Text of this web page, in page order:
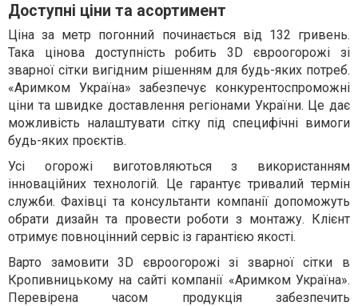
Доступні ціни та асортимент
Ціна за метр погонний починається від 132 гривень.
Така цінова доступність робить 3D євроогорожі зі
зварної сітки вигідним рішенням для будь-яких потреб.
«Аримком Україна» забезпечує конкурентоспроможні
ціни та швидке доставлення регіонами України. Це дає
можливість налаштувати сітку під специфічні вимоги
будь-яких проєктів.
Усі огорожі виготовляються з використанням
інноваційних технологій. Це гарантує тривалий термін
служби. Фахівці та консультанти компанії допоможуть
обрати дизайн та провести роботи з монтажу. Клієнт
отримує повноцінний сервіс із гарантією якості.
Варто замовити 3D євроогорожі зі зварної сітки в
Кропивницькому на сайті компанії «Аримком Україна».
Перевірена часом продукція забезпечить